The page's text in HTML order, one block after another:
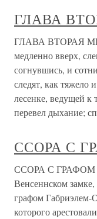
ГЛАВА
ГЛАВА ВТОРАЯ
медленно вверх,
согнувшись, и
следят, как тяжело
лесенке, ведущей к
перевел дыхание;
ССОРА С
ССОРА С ГРАФОМ
Венсеннском
графом Габриэлем-
которого